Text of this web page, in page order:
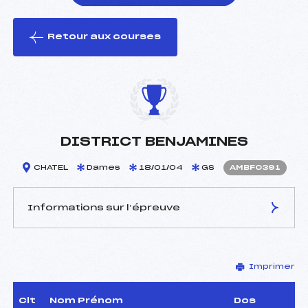
le ski
Retour aux courses
DISTRICT BENJAMINES
CHATEL Dames 18/01/04 GS AMBF0391
Informations sur l’épreuve
PREMAT PIERRE (MB)
Arbitre :
CETTOUR BERNARD (MB)
Assistant :
Imprimer
Clt Nom Prénom Dos